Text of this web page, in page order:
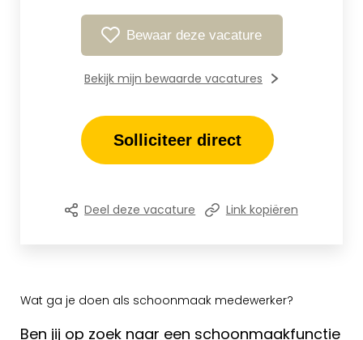
Wat ga je doen als schoonmaak medewerker?
Ben jij op zoek naar een schoonmaakfunctie
Bewaar deze vacature
Bekijk mijn bewaarde vacatures
Solliciteer direct
Deel deze vacature Link kopiëren